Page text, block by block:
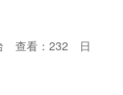
查看：232
日